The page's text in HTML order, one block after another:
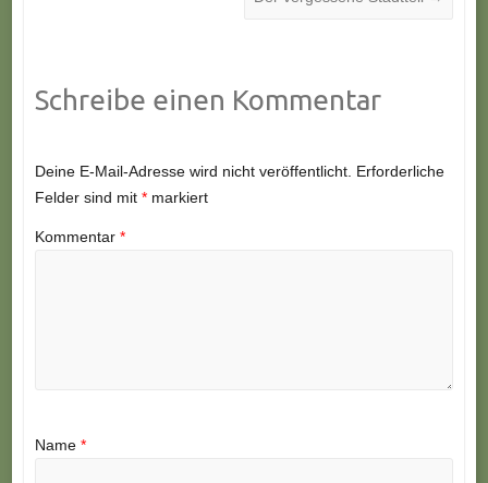
Schreibe einen Kommentar
Deine E-Mail-Adresse wird nicht veröffentlicht. Erforderliche
Felder sind mit *markiert
Kommentar *
Name *